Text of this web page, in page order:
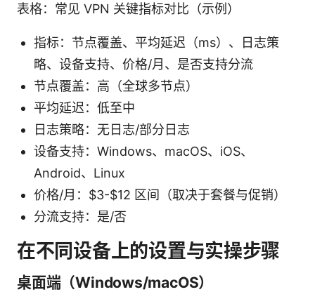
表格：常见 VPN 关键指标对比（示例）
指标：节点覆盖、平均延迟（ms）、日志策
略、设备支持、价格/月、是否支持分流
节点覆盖：高（全球多节点）
平均延迟：低至中
日志策略：无日志/部分日志
设备支持：Windows、macOS、iOS、
Android、Linux
价格/月：$3-$12 区间（取决于套餐与促销）
分流支持：是/否
在不同设备上的设置与实操步骤
桌面端（Windows/macOS）